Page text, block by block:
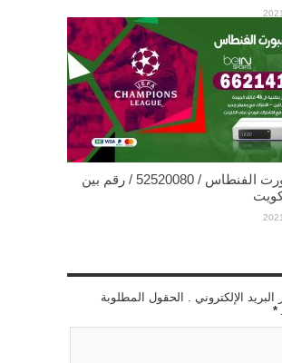
بي ان سبورت الفنطاس / 52520080 / رقم بين
الإلكتروني . الحقول المطلوبة
*